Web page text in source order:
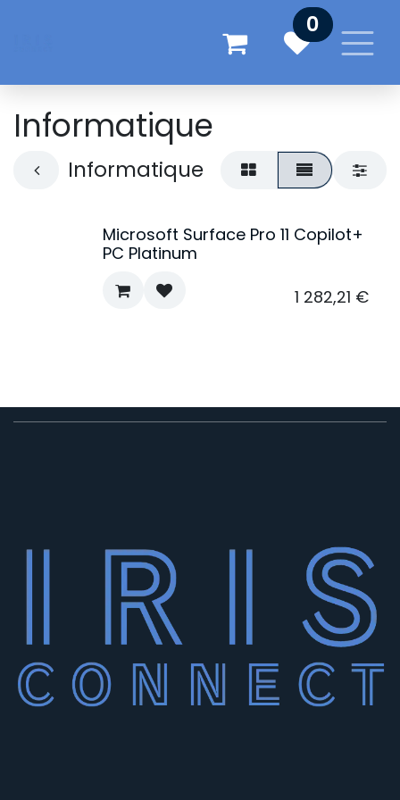
0
Informatique
Informatique
Microsoft Surface Pro 11 Copilot+
PC Platinum
1 282,21 €